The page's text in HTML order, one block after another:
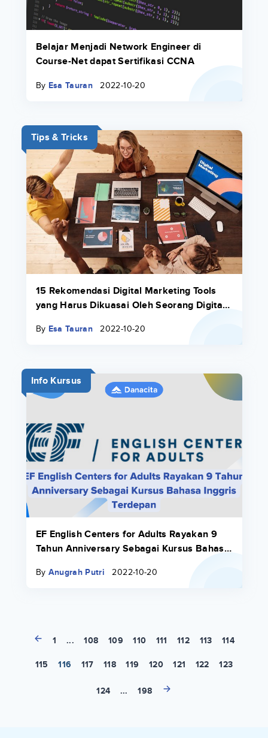
Belajar Menjadi Network Engineer di
Course-Net dapat Sertifikasi CCNA
By Esa Tauran 2022-10-20
Tips & Tricks
15 Rekomendasi Digital Marketing Tools
yang Harus Dikuasai Oleh Seorang Digital
By Esa Tauran 2022-10-20
Info Kursus
EF English Centers for Adults Rayakan 9
Tahun Anniversary Sebagai Kursus Bahasa
By Anugrah Putri 2022-10-20
1 ... 108 109 110 111 112 113 114
115 116 117 118 119 120 121 122 123
124 ... 198